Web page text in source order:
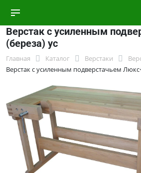
Верстак с усиленным
(береза) ус
Главная Каталог Верстаки
Верстак с усиленным подверстачьем